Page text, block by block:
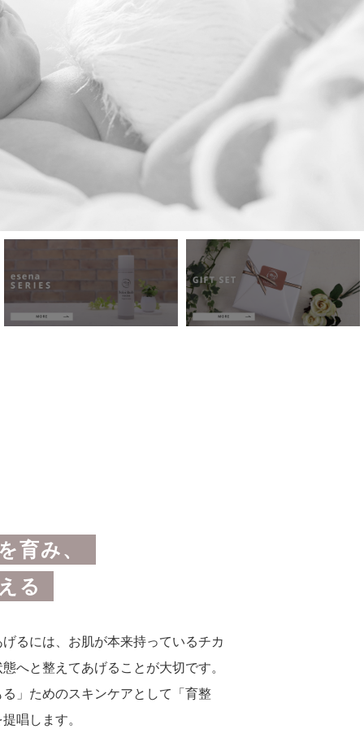
育み、
る
るには、お肌が本来持っているチカ
へと整えてあげることが大切です。
」ためのスキンケアとして「育整
唱します。